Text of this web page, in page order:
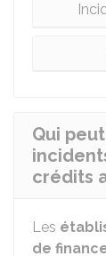
Qui
crédits
Les
de